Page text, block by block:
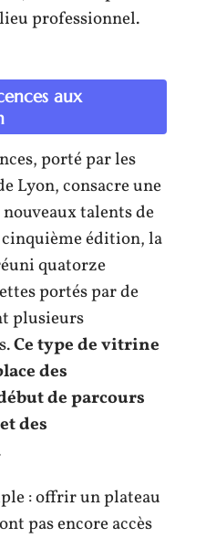
professionnel.
aux
porté par les
Lyon, consacre une
talents de
cinquième édition, la
quatorze
portés par de
plusieurs
Ce type de vitrine
des
de parcours
des
: offrir un plateau
pas encore accès